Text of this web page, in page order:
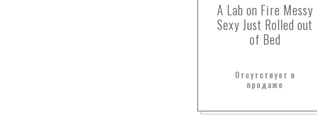
A Lab on Fire Messy
Sexy Just Rolled out
of Bed
Отсутствует в
продаже